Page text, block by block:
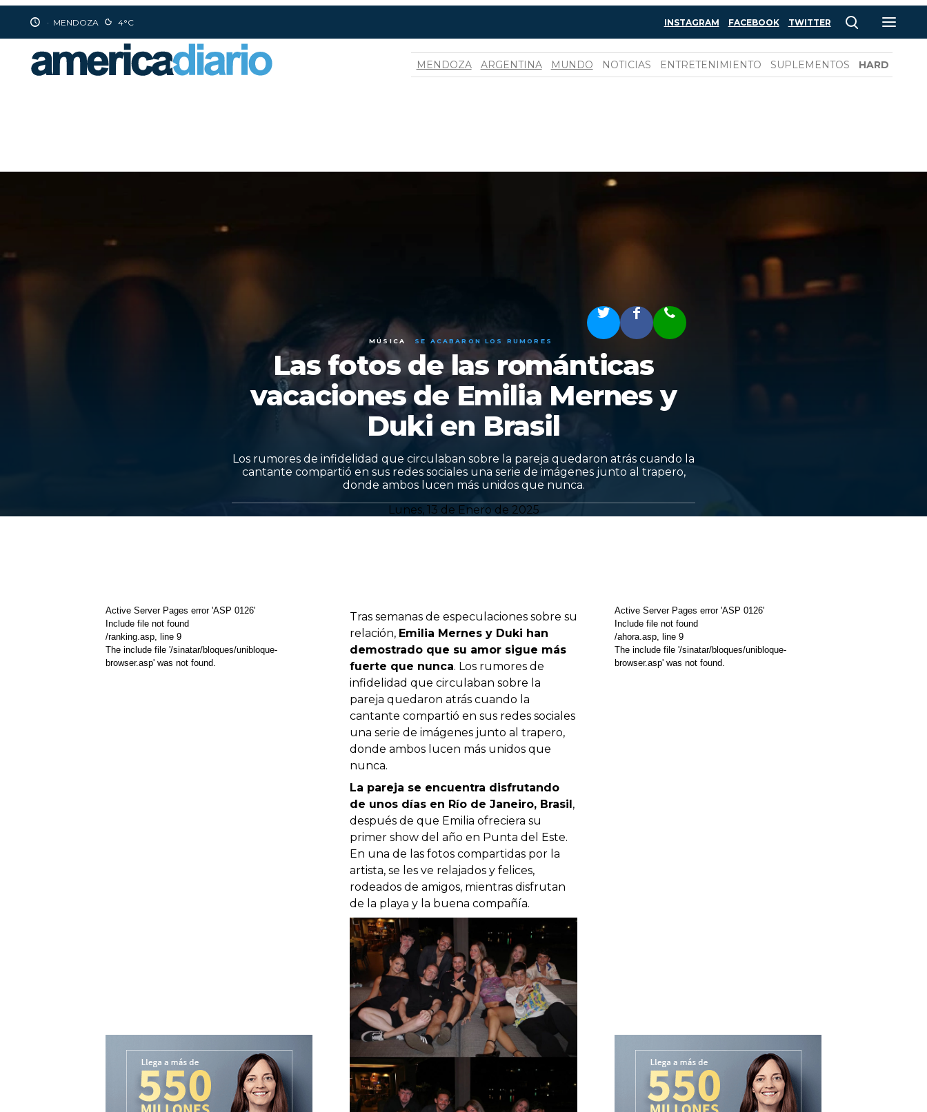
· MENDOZA 4°C INSTAGRAM FACEBOOK TWITTER
MENDOZA ARGENTINA MUNDO NOTICIAS ENTRETENIMIENTO SUPLEMENTOS HARD
MÚSICA SE ACABARON LOS RUMORES
Las fotos de las románticas
vacaciones de Emilia Mernes y
Duki en Brasil
Los rumores de infidelidad que circulaban sobre la pareja quedaron atrás cuando la
cantante compartió en sus redes sociales una serie de imágenes junto al trapero,
donde ambos lucen más unidos que nunca.
Lunes, 13 de Enero de 2025
Tras semanas de especulaciones sobre su
relación, Emilia Mernes y Duki han
demostrado que su amor sigue más
fuerte que nunca. Los rumores de
infidelidad que circulaban sobre la
pareja quedaron atrás cuando la
cantante compartió en sus redes sociales
una serie de imágenes junto al trapero,
donde ambos lucen más unidos que
nunca.
La pareja se encuentra disfrutando
de unos días en Río de Janeiro, Brasil,
después de que Emilia ofreciera su
primer show del año en Punta del Este.
En una de las fotos compartidas por la
artista, se les ve relajados y felices,
rodeados de amigos, mientras disfrutan
de la playa y la buena compañía.
Active Server Pages error 'ASP 0126'
Include file not found
/ranking.asp, line 9
The include file '/sinatar/bloques/unibloque-
browser.asp' was not found.
Active Server Pages error 'ASP 0126'
Include file not found
/ahora.asp , line 9
The include file '/sinatar/bloques/unibloque-
browser.asp' was not found.